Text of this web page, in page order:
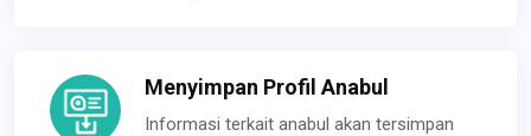
Menyimpan Profil Anabul
Informasi terkait anabul akan tersimpan